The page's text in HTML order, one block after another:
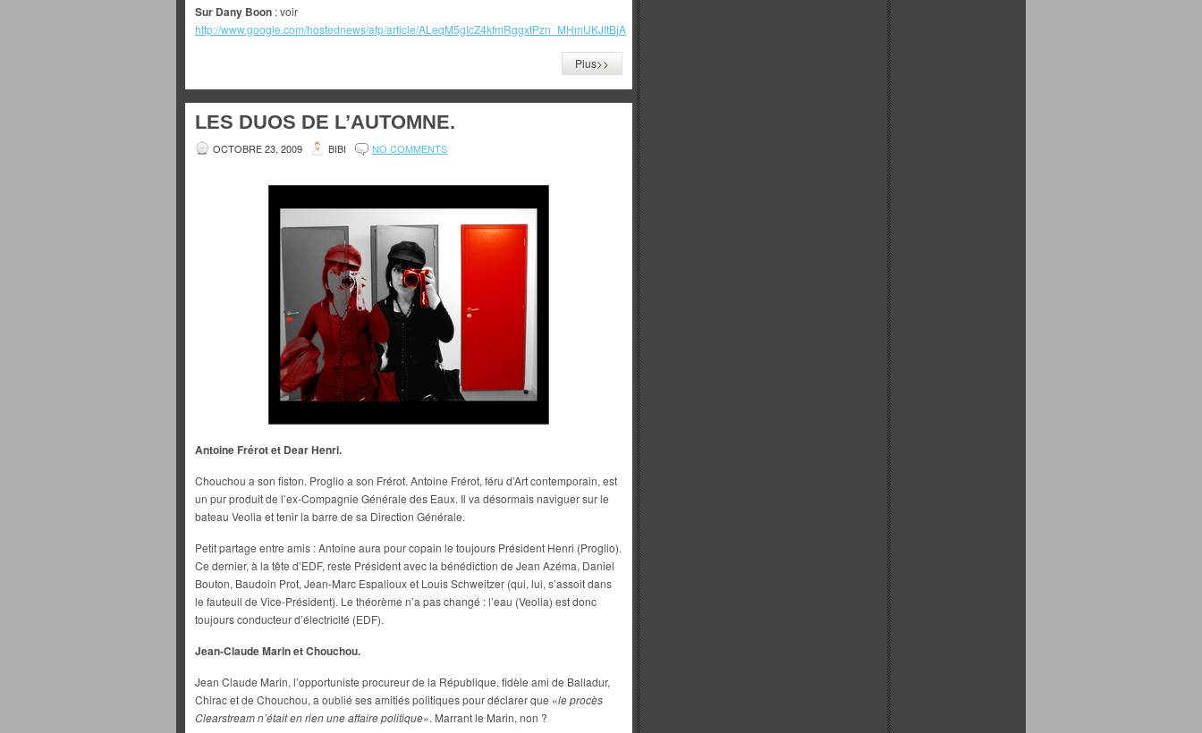
Sur Dany Boon : voir
http://www.google.com/hostednews/afp/article/ALeqM5gIcZ4kfmRggxtPzn_MHmUKJItBjA
Plus>>
LES DUOS DE L’AUTOMNE.
OCTOBRE 23, 2009 BIBI NO COMMENTS
Antoine Frérot et Dear Henri.
Chouchou a son fiston. Proglio a son Frérot. Antoine Frérot, féru d’Art contemporain, est
un pur produit de l’ex-Compagnie Générale des Eaux. Il va désormais naviguer sur le
bateau Veolia et tenir la barre de sa Direction Générale.
Petit partage entre amis : Antoine aura pour copain le toujours Président Henri (Proglio).
Ce dernier, à la tête d’EDF, reste Président avec la bénédiction de Jean Azéma, Daniel
Bouton, Baudoin Prot, Jean-Marc Espalioux et Louis Schweitzer (qui, lui, s’assoit dans
le fauteuil de Vice-Président). Le théorème n’a pas changé : l’eau (Veolia) est donc
toujours conducteur d’électricité (EDF).
Jean-Claude Marin et Chouchou.
Jean Claude Marin, l’opportuniste procureur de la République, fidèle ami de Balladur,
Chirac et de Chouchou, a oublié ses amitiés politiques pour déclarer que «le procès
Clearstream n’était en rien une affaire politique». Marrant le Marin, non ?